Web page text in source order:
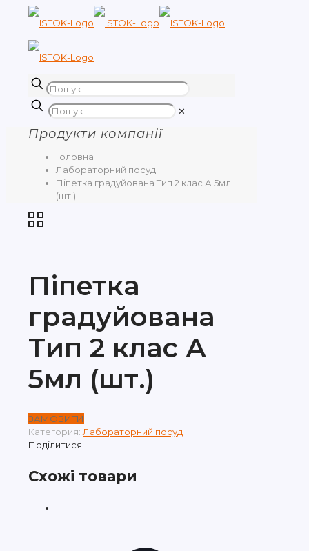
✕
Продукти компанії
Головна
Лабораторний посуд
Піпетка градуйована Тип 2 клас А 5мл
(шт.)
Піпетка
градуйована
Тип 2 клас А
5мл (шт.)
ЗАМОВИТИ
Категория:Лабораторний посуд
Поділитися
Схожі товари